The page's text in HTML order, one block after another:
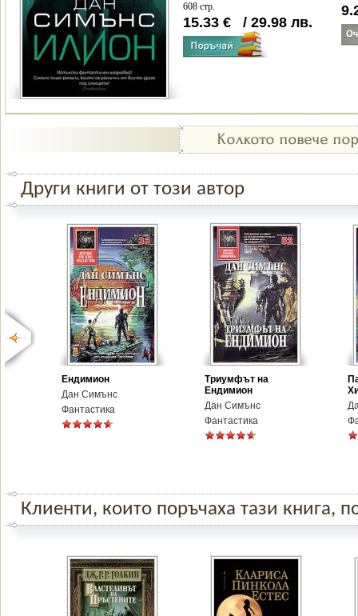
608 стр.
15.33 € / 29.98 лв.
Други книги от този автор
Ендимион
Дан Симънс
Фантастика
Триумфът на
Ендимион
Дан Симънс
Фантастика
Клиенти, които поръчаха тази книга,